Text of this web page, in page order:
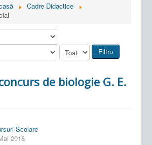
Cadre Didactice
Filtru
de biologie G. E.
Scolare
2018